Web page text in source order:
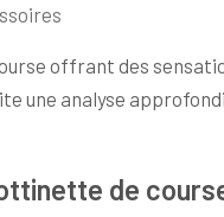
offrant des
une analyse
de